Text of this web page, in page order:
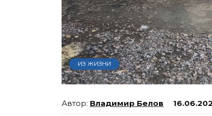
ИЗ ЖИЗНИ
Владимир Белов